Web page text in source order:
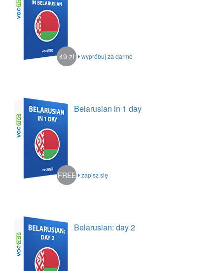
wypróbuj za darmo
49 zł
Belarusian in 1 day
zapisz się
FREE
Belarusian: day 2